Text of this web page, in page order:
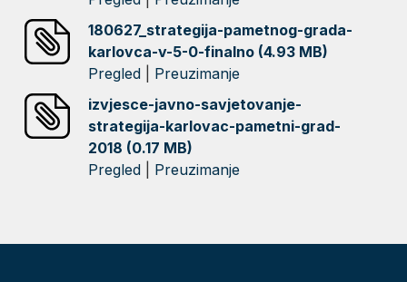
180627_strategija-pametnog-grada-
karlovca-v-5-0-finalno (4.93 MB)
Pregled
Preuzimanje
izvjesce-javno-savjetovanje-
strategija-karlovac-pametni-grad-
2018 (0.17 MB)
Pregled
Preuzimanje